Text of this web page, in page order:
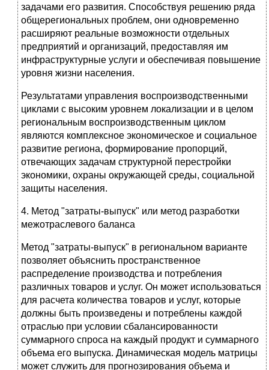
задачами его развития. Способствуя решению ряда
общерегиональных проблем, они одновременно
расширяют реальные возможности отдельных
предприятий и организаций, предоставляя им
инфраструктурные услуги и обеспечивая повышение
уровня жизни населения.
Результатами управления воспроизводственными
циклами с высоким уровнем локализации и в целом
региональным воспроизводственным циклом
являются комплексное экономическое и социальное
развитие региона, формирование пропорций,
отвечающих задачам структурной перестройки
экономики, охраны окружающей среды, социальной
защиты населения.
4. Метод "затраты-выпуск" или метод разработки
межотраслевого баланса
Метод "затраты-выпуск" в региональном варианте
позволяет объяснить пространственное
распределение производства и потребления
различных товаров и услуг. Он может использоваться
для расчета количества товаров и услуг, которые
должны быть произведены и потреблены каждой
отраслью при условии сбалансированности
суммарного спроса на каждый продукт и суммарного
объема его выпуска. Динамическая модель матрицы
может служить для прогнозирования объема и